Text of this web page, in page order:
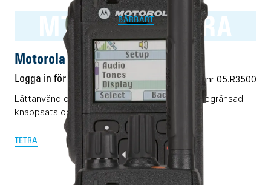
MTP3500 TETRA
BÄRBART
Motorola MTP3500 TETRA
Logga in för pris Vårt art.nr 05.R3500
Lättanvänd och pålitlig TETRA-terminal med begränsad
knappsats och display.
TETRA